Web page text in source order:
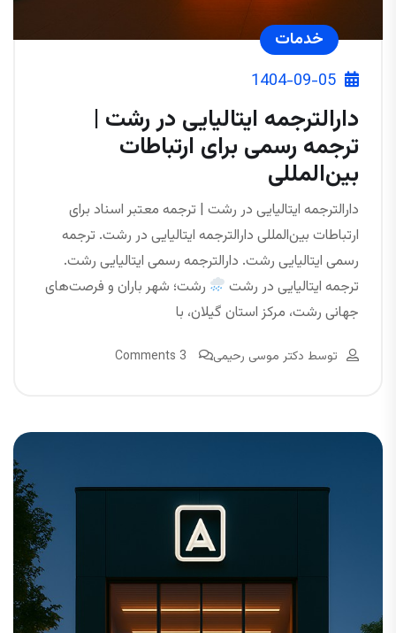
خدمات
1404-09-05
دارالترجمه ایتالیایی در رشت |
ترجمه رسمی برای ارتباطات
بین‌المللی
دارالترجمه ایتالیایی در رشت | ترجمه معتبر اسناد برای
ارتباطات بین‌المللی دارالترجمه ایتالیایی در رشت. ترجمه
رسمی ایتالیایی رشت. دارالترجمه رسمی ایتالیایی رشت.
ترجمه ایتالیایی در رشت
رشت؛ شهر باران و فرصت‌های
جهانی رشت، مرکز استان گیلان، با
توسط دکتر موسی رحیمی 3 Comments